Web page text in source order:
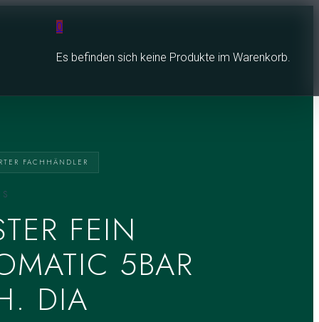
0
Es befinden sich keine Produkte im Warenkorb.
Czapek
Nanis
FACHHÄNDLER
FEIN
5BAR
DIA